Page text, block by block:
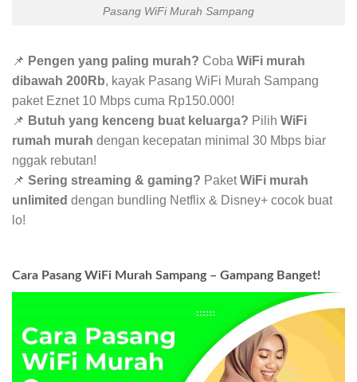
Pasang WiFi Murah Sampang
📌 Pengen yang paling murah? Coba WiFi murah
dibawah 200Rb, kayak Pasang WiFi Murah Sampang
paket Eznet 10 Mbps cuma Rp150.000!
📌 Butuh yang kenceng buat keluarga? Pilih WiFi
rumah murah dengan kecepatan minimal 30 Mbps biar
nggak rebutan!
📌 Sering streaming & gaming? PaketWiFi murah
unlimited dengan bundling Netflix & Disney+ cocok buat
lo!
Cara Pasang WiFi Murah Sampang – Gampang Banget!